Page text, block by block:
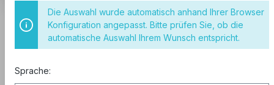
CEE Steckdosen Stecker Wechselrichter IP67
IP67 32A 5P 400V 6h CEE Stecker
Die Auswahl wurde automatisch anhand Ihrer Browser
Konfiguration angepasst. Bitte prüfen Sie, ob die
automatische Auswahl Ihrem Wunsch entspricht.
Sprache: